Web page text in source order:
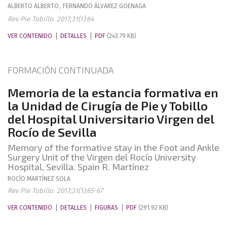
ALBERTO ALBERTO , FERNANDO ÁLVAREZ GOENAGA
Rev Pie Tobillo. 2017;31(1):64
VER CONTENIDO DETALLES PDF (243.79 KB)
FORMACIÓN CONTINUADA
Memoria de la estancia formativa en
la Unidad de Cirugía de Pie y Tobillo
del Hospital Universitario Virgen del
Rocío de Sevilla
Memory of the formative stay in the Foot and Ankle
Surgery Unit of the Virgen del Rocío University
Hospital, Sevilla. Spain R. Martínez
ROCÍO MARTÍNEZ SOLA
Rev Pie Tobillo. 2017;31(1):65-67
VER CONTENIDO DETALLES FIGURAS PDF (291.92 KB)